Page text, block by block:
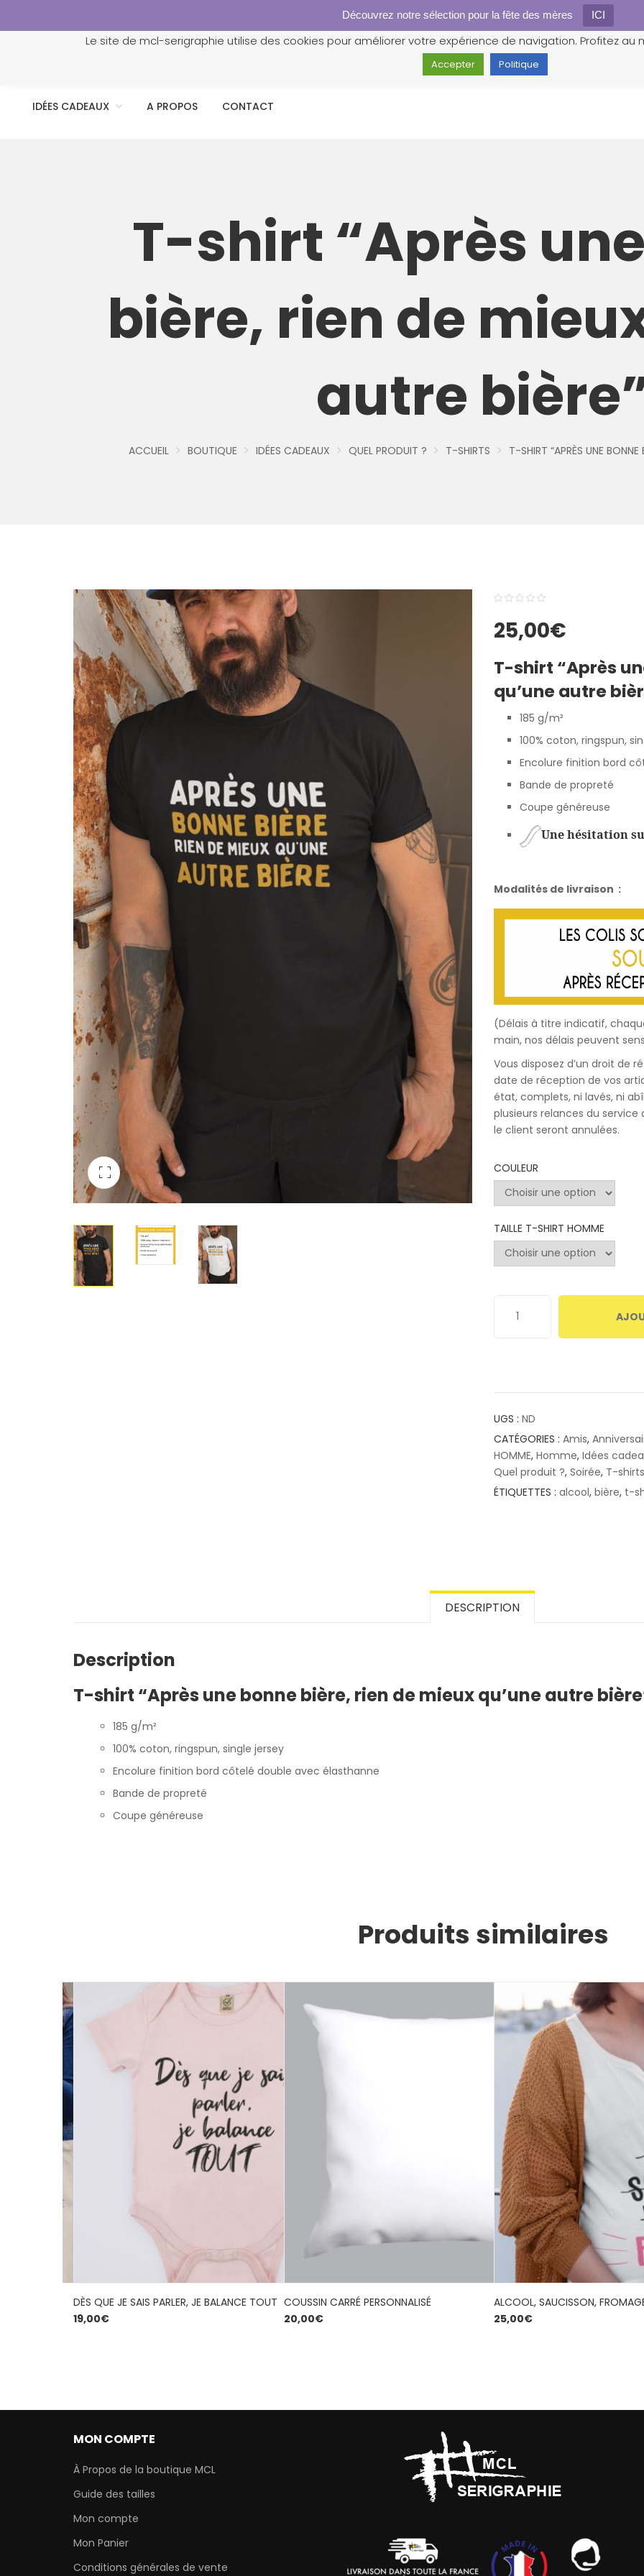
Découvrez notre sélection pour la fête des mères ICI
IDÉES CADEAUX A PROPOS CONTACT
T-shirt “Après
bière, rien de
autre
ACCUEIL BOUTIQUE IDÉES CADEAUX QUEL PRODUIT ? T-SHIRTS T-SHIRT “APRÈS UNE BONNE
out
based
customer
ratings
25,00€
T-shirt “Après
qu’une autre
185 g/m²
100% coton, ringspun,
Encolure finition bord
Bande de propreté
Coupe généreuse
Une hésitation
Modalités de livraison :
(Délais à titre indicatif,
main, nos délais peuvent
Vous disposez d’un droit de
date de réception de vos
état, complets, ni lavés, ni
plusieurs relances du
le client seront annulées.
COULEUR
TAILLE T-SHIRT HOMME
UGS : ND
CATÉGORIES : Amis,
HOMME, Homme, Idées
Quel produit ?, Soirée, T-shirts
ÉTIQUETTES : alcool, bière, t-
DESCRIPTION
Description
T-shirt “Après une bonne bière, rien de mieux qu’une autre
185 g/m²
100% coton, ringspun, single jersey
Encolure finition bord côtelé double avec élasthanne
Bande de propreté
Coupe généreuse
Produits similaires
DÈS QUE JE SAIS PARLER, JE BALANCE TOUT
19,00€
COUSSIN CARRÉ PERSONNALISÉ
20,00€
ALCOOL, SAUCISSON,
25,00€
Gestion des cookies
Le site de mcl-serigraphie utilise des cookies pour améliorer votre expérience de navigation. Profitez
Accepter Politique
MON COMPTE
À Propos de la boutique MCL
Guide des tailles
Mon compte
Mon Panier
Conditions générales de vente